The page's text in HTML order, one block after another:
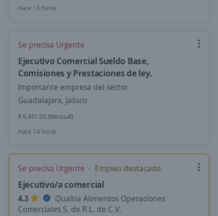
Hace 13 horas
Se precisa Urgente
Ejecutivo Comercial Sueldo Base,
Comisiones y Prestaciones de ley.
Importante empresa del sector
Guadalajara, Jalisco
$ 9,451.00 (Mensual)
Hace 14 horas
Se precisa Urgente Empleo destacado
Ejecutivo/a comercial
4.3
Qualtia Alimentos Operaciones
Comerciales S. de R.L. de C.V.